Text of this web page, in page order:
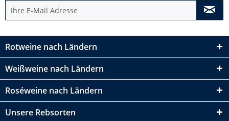
Rotweine nach Ländern
Weißweine nach Ländern
Roséweine nach Ländern
Unsere Rebsorten